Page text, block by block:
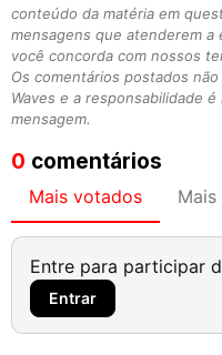
conteúdo da matéria em
mensagens que atenderem
você concorda com nossos
Os comentários postados
Waves e a responsabilidade
mensagem.
0 comentários
Mais votados
Entre para participar
Entrar